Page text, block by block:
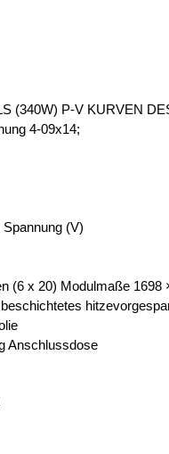
(340W) P-V KURVEN
4-09x14;
(V)
(6 x 20) Modulmaße
Anschlussdose